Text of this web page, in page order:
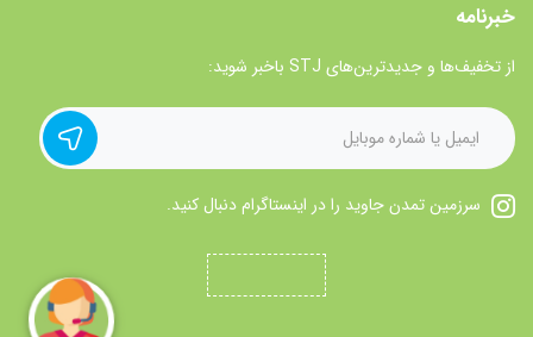
خبرنامه
از تخفیف‌ها و جدیدترین‌های STJ باخبر شوید:
سرزمین تمدن جاوید را در اینستاگرام دنبال کنید.